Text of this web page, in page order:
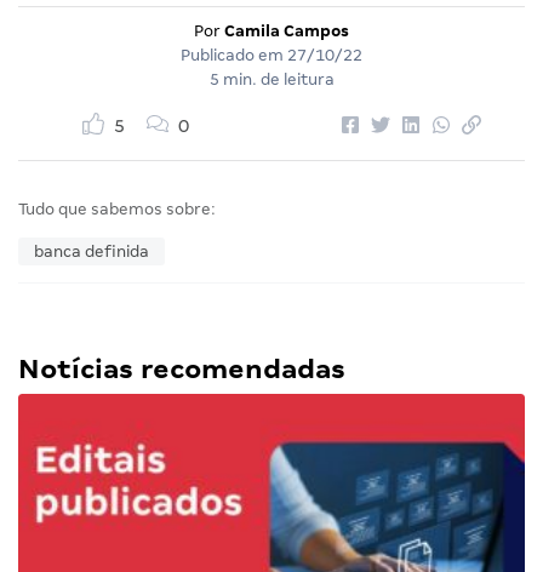
Por Camila Campos
Publicado em 27/10/22
5 min. de leitura
5 0
Tudo que sabemos sobre:
banca definida
Notícias recomendadas